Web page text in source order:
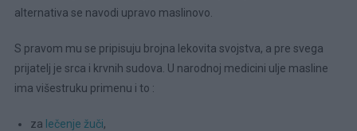
alternativa se navodi upravo maslinovo.
S pravom mu se pripisuju brojna lekovita svojstva, a pre svega
prijatelj je srca i krvnih sudova. U narodnoj medicini ulje masline
ima višestruku primenu i to :
za lečenje žuči,